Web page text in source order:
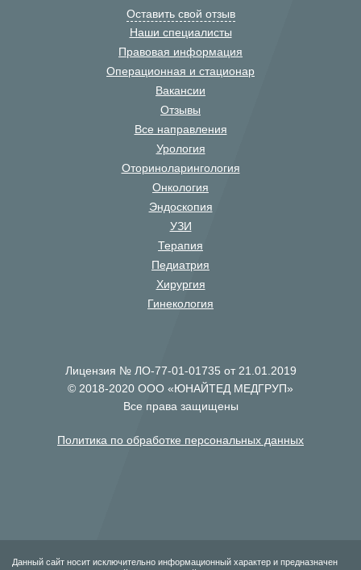
Оставить свой отзыв
Наши специалисты
Правовая информация
Операционная и стационар
Вакансии
Отзывы
Все направления
Урология
Оториноларингология
Онкология
Эндоскопия
УЗИ
Терапия
Педиатрия
Хирургия
Гинекология
Лицензия № ЛО-77-01-01735 от 21.01.2019
© 2018-2020 ООО «ЮНАЙТЕД МЕДГРУП»
Все права защищены
Политика по обработке персональных данных
Данный сайт носит исключительно информационный характер и предназначен